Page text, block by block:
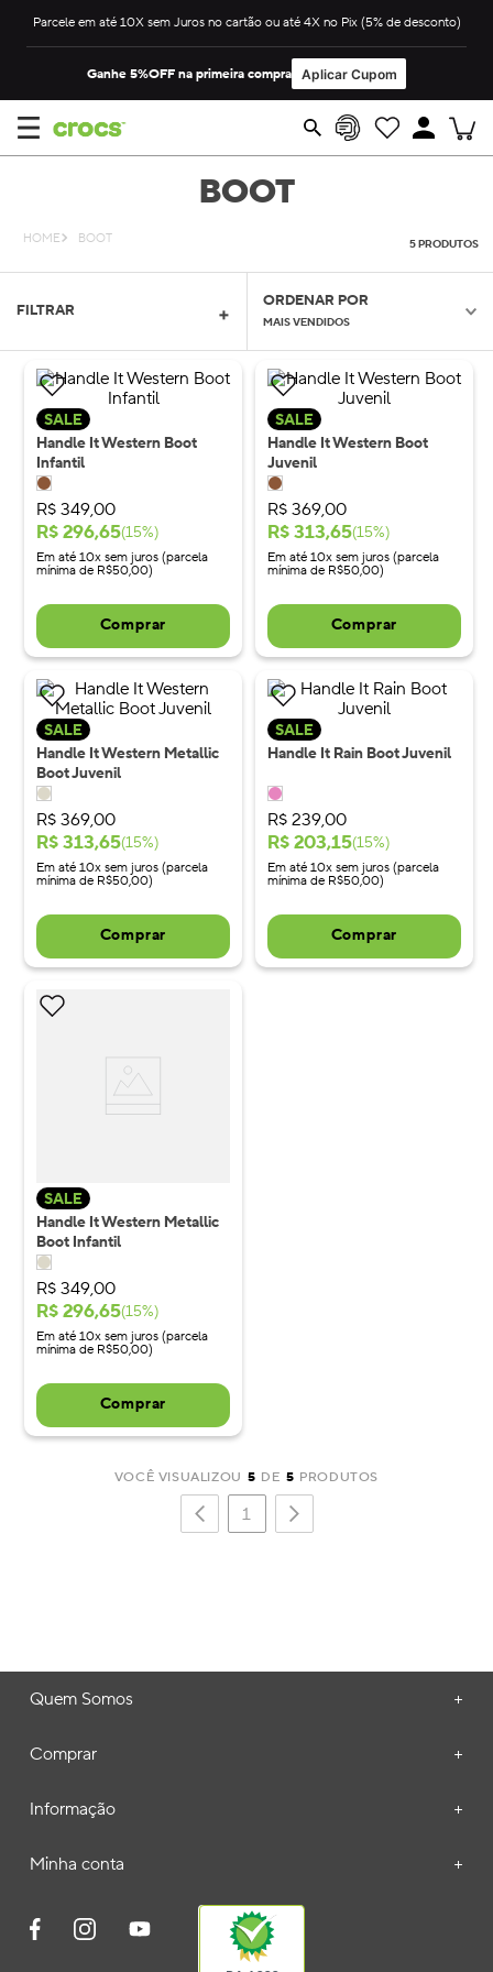
Parcele em até 10X sem Juros no cartão ou até 4X no Pix (5% de desconto)
Ganhe 5%OFF na primeira compra Aplicar Cupom
BOOT
BOOT 5PRODUTOS
FILTRAR
ORDENAR POR
MAIS VENDIDOS
SALE
Handle It Western Boot
Infantil
R$ 349,00
R$296,65(15%)
Em até 10x sem juros (parcela
mínima de R$50,00)
Comprar
SALE
Handle It Western Boot
Juvenil
R$ 369,00
R$313,65(15%)
Em até 10x sem juros (parcela
mínima de R$50,00)
Comprar
SALE
Handle It Western Metallic
Boot Juvenil
R$ 369,00
R$313,65(15%)
Em até 10x sem juros (parcela
mínima de R$50,00)
Comprar
SALE
Handle It Rain Boot Juvenil
R$ 239,00
R$203,15(15%)
Em até 10x sem juros (parcela
mínima de R$50,00)
Comprar
SALE
Handle It Western Metallic
Boot Infantil
R$ 349,00
R$296,65(15%)
Em até 10x sem juros (parcela
mínima de R$50,00)
Comprar
VOCÊ VISUALIZOU 5 DE 5 PRODUTOS
1
Quem Somos +
Comprar +
Informação +
Minha conta +